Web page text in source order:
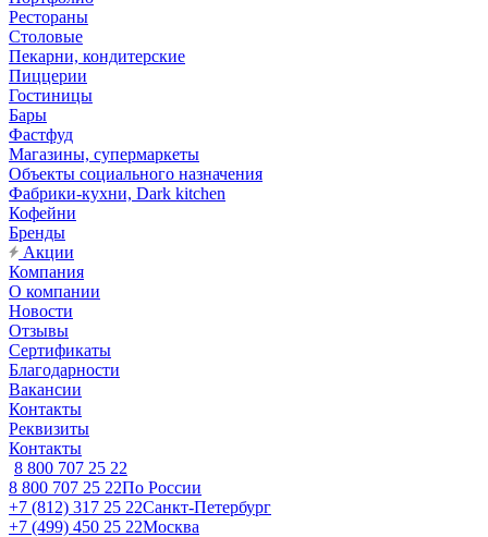
Рестораны
Столовые
Пекарни, кондитерские
Пиццерии
Гостиницы
Бары
Фастфуд
Магазины, супермаркеты
Объекты социального назначения
Фабрики-кухни, Dark kitchen
Кофейни
Бренды
Акции
Компания
О компании
Новости
Отзывы
Сертификаты
Благодарности
Вакансии
Контакты
Реквизиты
Контакты
8 800 707 25 22
8 800 707 25 22По России
+7 (812) 317 25 22Санкт-Петербург
+7 (499) 450 25 22Москва